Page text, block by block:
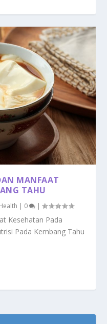
MANFAAT
TAHU
| 0 |
Kesehatan Pada
Pada Kembang Tahu